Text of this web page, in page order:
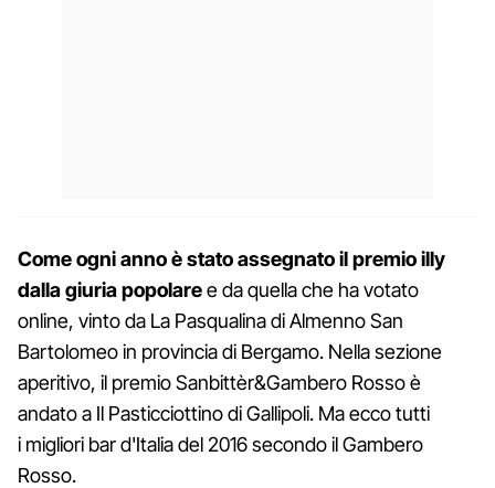
Come ogni anno è stato assegnato il premio illy
dalla giuria popolaree da quella che ha votato
online, vinto da La Pasqualina di Almenno San
Bartolomeo in provincia di Bergamo. Nella sezione
aperitivo, il premio Sanbittèr&Gambero Rosso è
andato a Il Pasticciottino di Gallipoli. Ma ecco tutti
i migliori bar d'Italia del 2016 secondo il Gambero
Rosso.